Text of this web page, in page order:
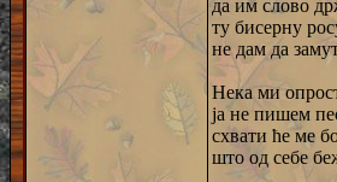
да им слово
ту бисерну
не дам да
Нека ми
ја не пишем
схвати ће ме
што од себе